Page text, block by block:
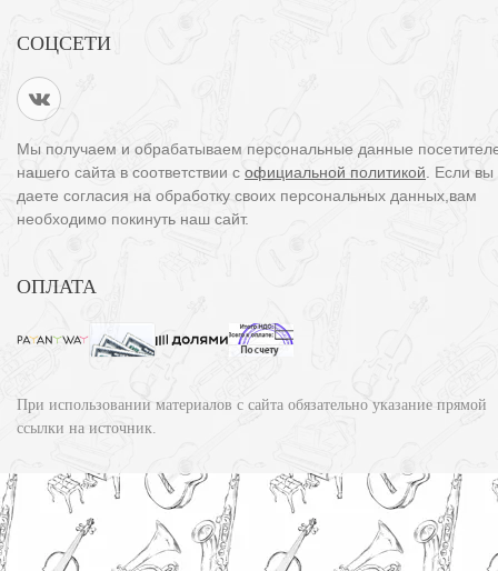
СОЦСЕТИ
Мы получаем и обрабатываем персональные данные
нашего сайта в соответствии с официальной политикой . Если
даете согласия на обработку своих персональных данных,вам
необходимо покинуть наш сайт.
ОПЛАТА
При использовании материалов с сайта обязательно указание прямой
ссылки на источник.